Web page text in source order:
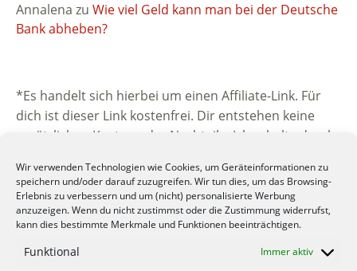
Wir verwenden Technologien wie Cookies, um Geräteinformationen zu
speichern und/oder darauf zuzugreifen. Wir tun dies, um das Browsing-
Erlebnis zu verbessern und um (nicht) personalisierte Werbung
anzuzeigen. Wenn du nicht zustimmst oder die Zustimmung widerrufst,
kann dies bestimmte Merkmale und Funktionen beeinträchtigen.
Funktional Immer aktiv
Annalena zu Wie viel Geld kann man bei der Deutsche
Bank abheben?
*Es handelt sich hierbei um einen Affiliate-Link. Für
dich ist dieser Link kostenfrei. Dir entstehen keine
zusätzlichen Kosten oder Nachteile. Ich erhalte durch
beworbenen Unternehmen. Vielen Dank für deine
Unterstützung.